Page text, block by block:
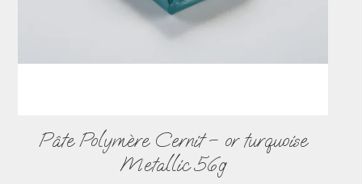
Pâte Polymère Cernit – or turquoise
Metallic 56g